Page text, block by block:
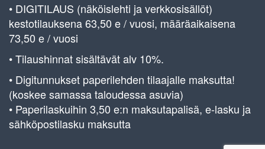
• DIGITILAUS (näköislehti ja verkkosisällöt)
kestotilauksena 63,50 e / vuosi, määräaikaisena
73,50 e / vuosi
• Tilaushinnat sisältävät alv 10%.
• Digitunnukset paperilehden tilaajalle maksutta!
(koskee samassa taloudessa asuvia)
• Paperilaskuihin 3,50 e:n maksutapalisä, e-lasku ja
sähköpostilasku maksutta